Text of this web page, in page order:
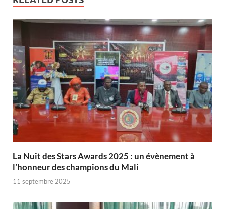
‎La Nuit des Stars Awards 2025 : un évènement à
l’honneur des champions du Mali
11 septembre 2025